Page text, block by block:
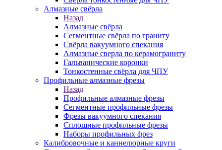
Алмазные свёрла
Назад
Алмазные свёрла
Сегментные свёрла по граниту
Свёрла вакуумного спекания
Алмазные сверла по керамограниту
Гальванические коронки
Тонкостенные свёрла для ЧПУ
Профильные алмазные фрезы
Назад
Профильные алмазные фрезы
Сегментные профильные фрезы
Фрезы вакуумного спекания
Сплошные профильные фрезы
Наборы профильных фрез
Калибровочные и каннелюрные круги